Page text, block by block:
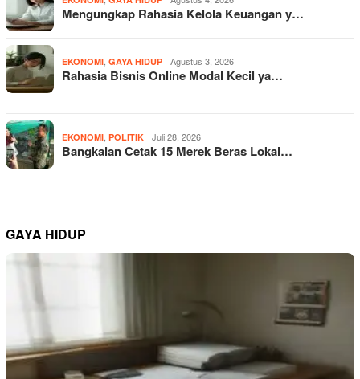
Mengungkap Rahasia Kelola Keuangan y…
EKONOMI GAYA HIDUP Agustus 3, 2026
Rahasia Bisnis Online Modal Kecil ya…
EKONOMI POLITIK Juli 28, 2026
Bangkalan Cetak 15 Merek Beras Lokal…
GAYA HIDUP